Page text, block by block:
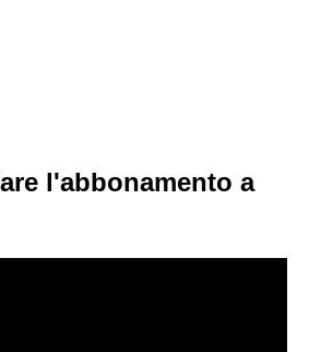
l'abbonamento a